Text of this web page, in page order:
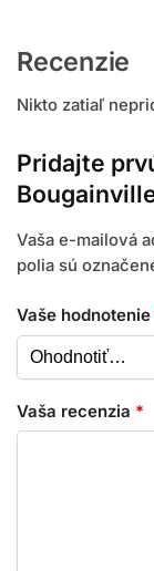
Recenzie
Nikto zatiaľ
Pridajte
Vaša e-mailová
polia sú
Vaše hodnotenie
Vaša recenzia *